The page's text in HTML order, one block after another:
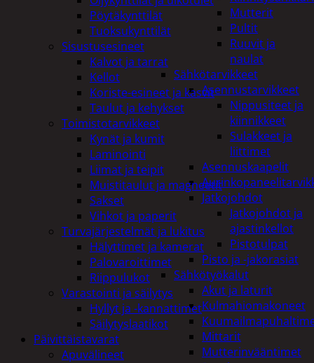
Mutterit
Pultit
Ruuvit ja
naulat
Sähkötarvikkeet
Asennustarvikkeet
Nippusiteet ja
kiinnikkeet
Sulakkeet ja
liittimet
Asennuskaapelit
Jatkojohdot
Jatkojohdot ja
ajastinkellot
Pistotulpat
Pisto ja -jakorasiat
Sähkötyökalut
Akut ja laturit
Kulmahiomakoneet
Mittarit
Mutterinvääntimet
Pöytäkynttilät
Tuoksukynttilät
Sisustusesineet
Kalvot ja tarrat
Kellot
Koriste-esineet ja kasvit
Taulut ja kehykset
Toimistotarvikkeet
Kynät ja kumit
Laminointi
Liimat ja teipit
Muistitaulut ja magneetit
Sakset
Vihkot ja paperit
Turvajärjestelmät ja lukitus
Hälyttimet ja kamerat
Palovaroittimet
Riippulukot
Varastointi ja säilytys
Hyllyt ja -kannattimet
Säilytyslaatikot
Päivittäistavarat
Apuvälineet